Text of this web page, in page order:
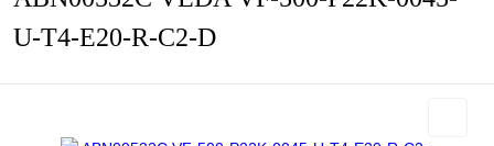
U-T4-E20-R-C2-D